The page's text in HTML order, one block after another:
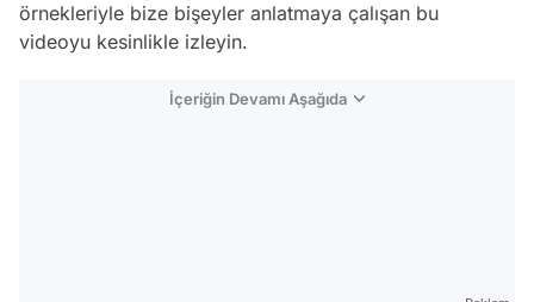
örnekleriyle bize bişeyler anlatmaya çalışan bu
videoyu kesinlikle izleyin.
İçeriğin Devamı Aşağıda